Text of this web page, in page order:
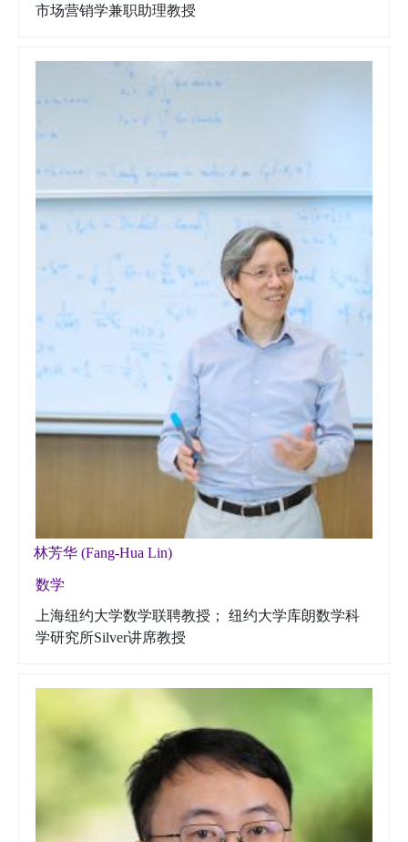
市场营销学兼职助理教授
林芳华 (Fang-Hua Lin)
数学
上海纽约大学数学联聘教授； 纽约大学库朗数学科
学研究所Silver讲席教授